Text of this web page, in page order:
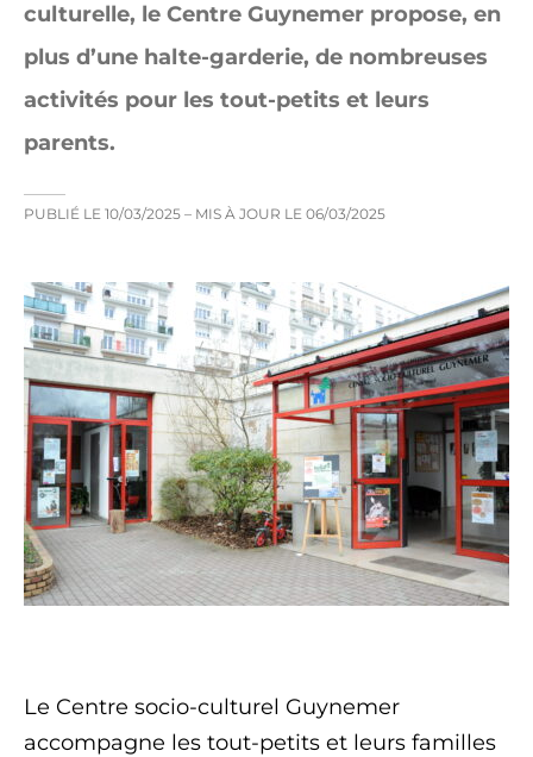
culturelle, le Centre Guynemer propose, en
plus d’une halte-garderie, de nombreuses
activités pour les tout-petits et leurs
parents.
PUBLIÉ LE 10/03/2025 – MIS À JOUR LE 06/03/2025
Le Centre socio-culturel Guynemer
accompagne les tout-petits et leurs familles